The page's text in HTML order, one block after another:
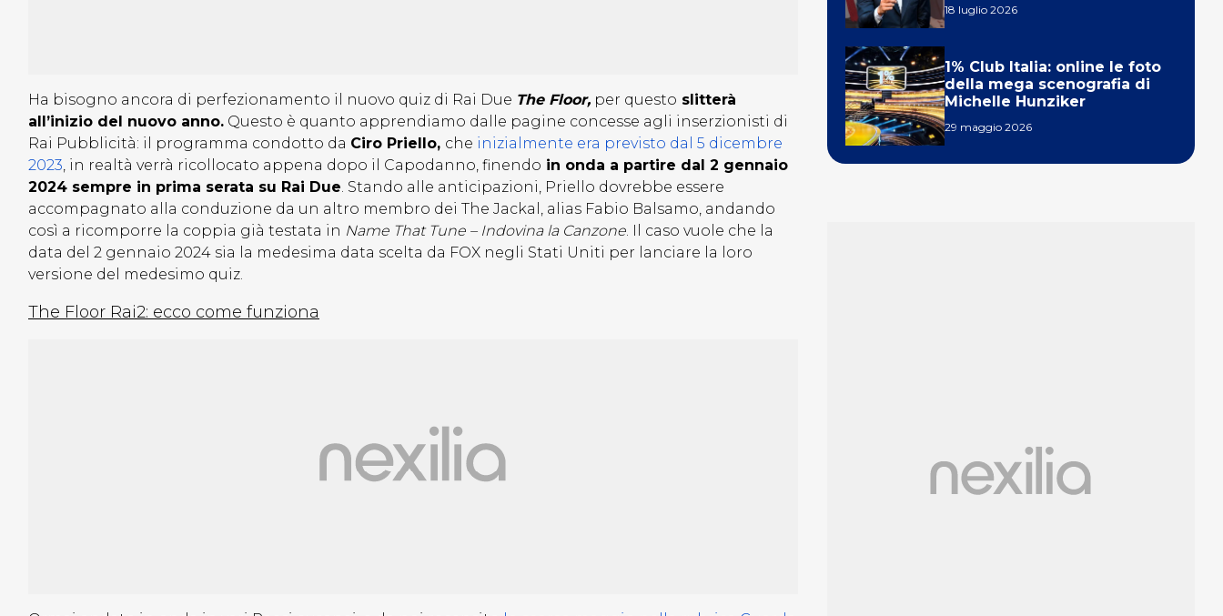
Ha bisogno ancora di perfezionamento il nuovo quiz di Rai Due The Floor, per questo slitterà
all’inizio del nuovo anno. Questo è quanto apprendiamo dalle pagine concesse agli inserzionisti di
Rai Pubblicità: il programma condotto da Ciro Priello, che inizialmente era previsto dal 5 dicembre
2023, in realtà verrà ricollocato appena dopo il Capodanno, finendo in onda a partire dal 2 gennaio
2024 sempre in prima serata su Rai Due. Stando alle anticipazioni, Priello dovrebbe essere
accompagnato alla conduzione da un altro membro dei The Jackal, alias Fabio Balsamo, andando
così a ricomporre la coppia già testata in Name That Tune – Indovina la Canzone. Il caso vuole che la
data del 2 gennaio 2024 sia la medesima data scelta da FOX negli Stati Uniti per lanciare la loro
versione del medesimo quiz.
The Floor Rai2: ecco come funziona
18 luglio 2026
1% Club Italia: online le foto
della mega scenografia di
Michelle Hunziker
29 maggio 2026